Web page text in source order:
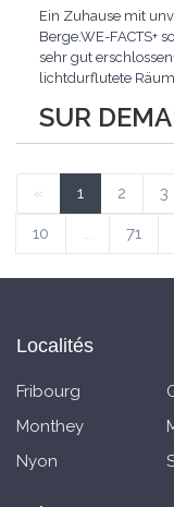
SUR
Ein Zuhause mit
Berge.WE-FACTS+
sehr gut
lichtdurflutete
Lage.KLARTEXT:
Wintergarten und
« 1 2 3
10 ... 71
Localités
Fribourg
Monthey
Nyon